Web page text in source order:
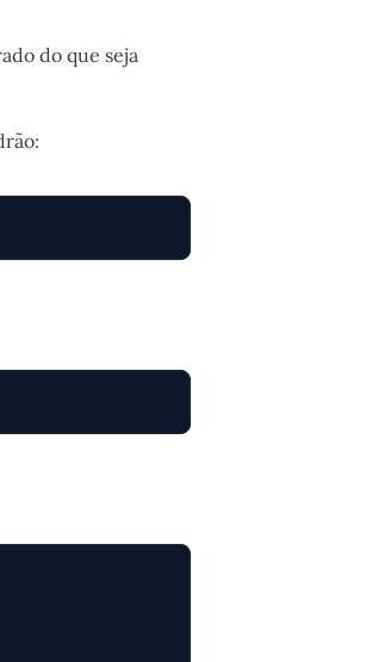
do que seja